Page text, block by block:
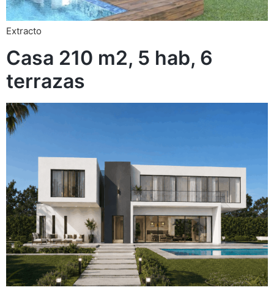
Extracto
Casa 210 m2, 5 hab, 6
terrazas